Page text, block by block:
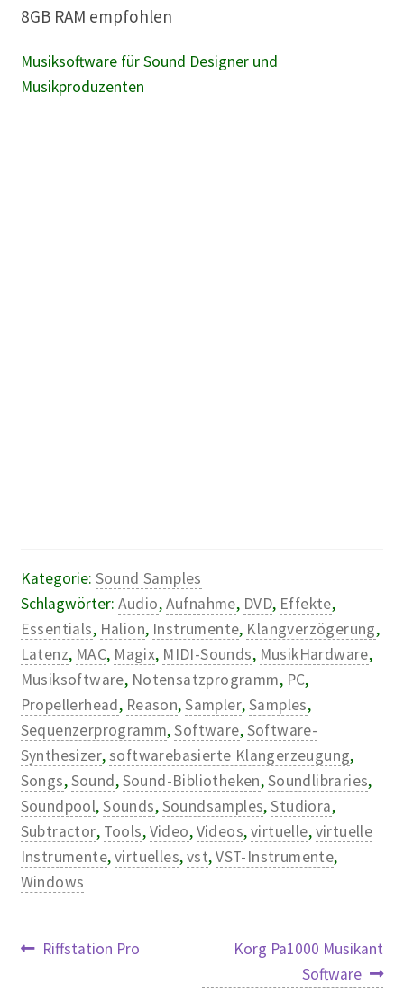
8GB RAM empfohlen
Musiksoftware für Sound Designer und
Musikproduzenten
Kategorie: Sound Samples
Schlagwörter: Audio,Aufnahme, DVD, Effekte,
Essentials, Halion, Instrumente, Klangverzögerung,
Latenz, MAC, Magix, MIDI-Sounds, MusikHardware,
Musiksoftware, Notensatzprogramm, PC,
Propellerhead, Reason,Sampler,Samples,
Sequenzerprogramm,Software,Software-
Synthesizer,softwarebasierte Klangerzeugung,
Songs,Sound,Sound-Bibliotheken,Soundlibraries,
Soundpool,Sounds,Soundsamples,Studiora,
Subtractor, Tools,Video,Videos,virtuelle,virtuelle
Instrumente,virtuelles,vst,VST-Instrumente,
Windows
Beitragsnavigation
Vorheriger
Riffstation Pro
Nächster
Korg Pa1000 Musikant
Software